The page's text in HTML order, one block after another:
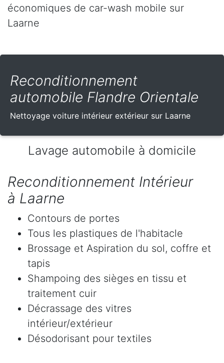
économiques de car-wash mobile sur
Laarne
Reconditionnement
automobile Flandre Orientale
Nettoyage voiture intérieur extérieur sur Laarne
Lavage automobile à domicile
Reconditionnement Intérieur
à Laarne
Contours de portes
Tous les plastiques de l'habitacle
Brossage et Aspiration du sol, coffre et
tapis
Shampoing des sièges en tissu et
traitement cuir
Décrassage des vitres
intérieur/extérieur
Désodorisant pour textiles